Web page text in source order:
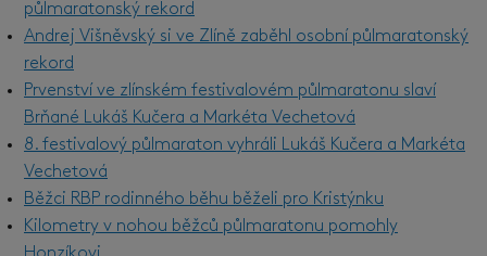
půlmaratonský rekord
Andrej Višněvský si ve Zlíně zaběhl osobní půlmaratonský
rekord
Prvenství ve zlínském festivalovém půlmaratonu slaví
Brňané Lukáš Kučera a Markéta Vechetová
8. festivalový půlmaraton vyhráli Lukáš Kučera a Markéta
Vechetová
Běžci RBP rodinného běhu běželi pro Kristýnku
Kilometry v nohou běžců půlmaratonu pomohly